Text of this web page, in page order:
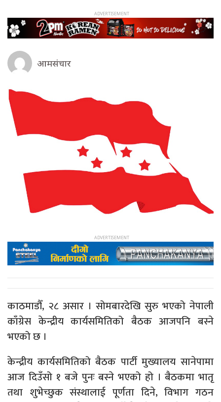
आमसंचार
काठमाडौँ, २८ असार । सोमबारदेखि सुरु भएको नेपाली
काँग्रेस केन्द्रीय कार्यसमितिको बैठक आजपनि बस्ने
भएको छ ।
केन्द्रीय कार्यसमितिको बैठक पार्टी मुख्यालय सानेपामा
आज दिउँसो १ बजे पुनः बस्ने भएको हो । बैठकमा भातृ
तथा शुभेच्छुक संस्थालाई पूर्णता दिने, विभाग गठन